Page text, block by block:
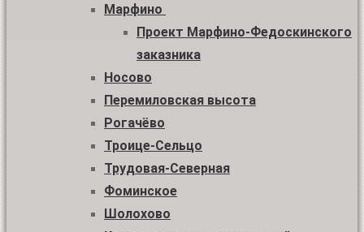
Марфино
Проект Марфино-Федоскинского
заказника
Носово
Перемиловская высота
Рогачёво
Троице-Сельцо
Трудовая-Северная
Фоминское
Шолохово